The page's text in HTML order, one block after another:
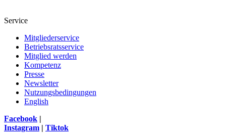
Service
Mitgliederservice
Betriebsratsservice
Mitglied werden
Kompetenz
Presse
Newsletter
Nutzungsbedingungen
English
Facebook |
Instagram | Tiktok